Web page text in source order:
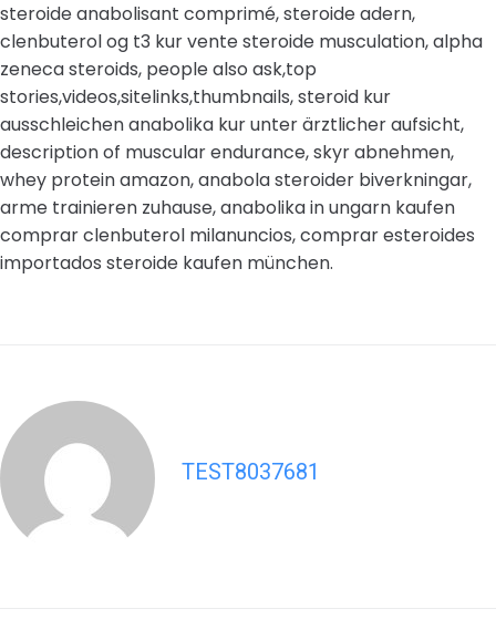
steroide anabolisant comprimé, steroide adern,
clenbuterol og t3 kur vente steroide musculation, alpha
zeneca steroids, people also ask,top
stories,videos,sitelinks,thumbnails, steroid kur
ausschleichen anabolika kur unter ärztlicher aufsicht,
description of muscular endurance, skyr abnehmen,
whey protein amazon, anabola steroider biverkningar,
arme trainieren zuhause, anabolika in ungarn kaufen
comprar clenbuterol milanuncios, comprar esteroides
importados steroide kaufen münchen.
TEST8037681